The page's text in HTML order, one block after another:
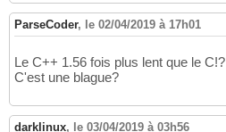
ParseCoder, le 02/04/2019 à 17h01
Le C++ 1.56 fois plus lent que le C!?
C'est une blague?
darklinux, le 03/04/2019 à 03h56